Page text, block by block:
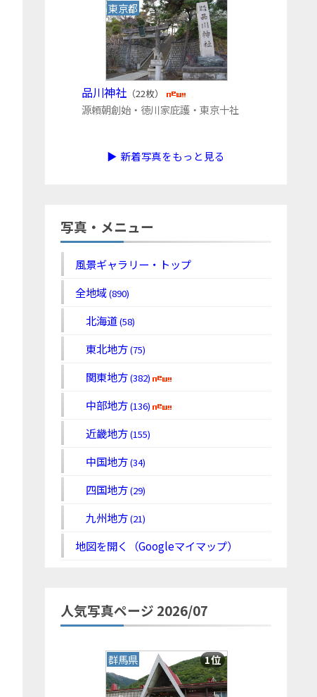
東京都
品川神社（22枚）
源頼朝創始・徳川家庇護・東京十社
▶ 新着写真をもっと見る
写真・メニュー
風景ギャラリー・トップ
全地域(890)
北海道(58)
東北地方(75)
関東地方(382)
中部地方(136)
近畿地方(155)
中国地方(34)
四国地方(29)
九州地方(21)
地図を開く（Googleマイマップ）
人気写真ページ 2026/07
群馬県 1位